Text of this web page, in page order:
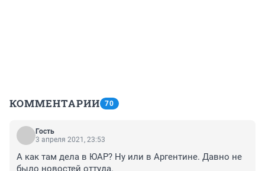
КОММЕНТАРИИ 70
Гость
3 апреля 2021, 23:53
А как там дела в ЮАР? Ну или в Аргентине. Давно не
было новостей оттуда.